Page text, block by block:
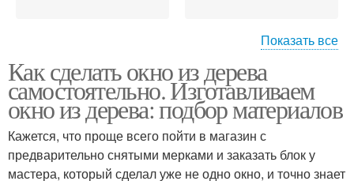
Окно из вагонки Окна на дачу
Рамы для окон Деревянные форточки
Показать все
Как сделать окно из дерева
самостоятельно. Изготавливаем
окно из дерева: подбор материалов
Кажется, что проще всего пойти в магазин с
предварительно снятыми мерками и заказать блок у
мастера, который сделал уже не одно окно, и точно знает